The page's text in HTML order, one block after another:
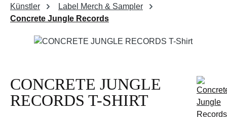
Künstler
Label Merch & Sampler
Concrete Jungle Records
Bildergalerie überspringen
CONCRETE JUNGLE
RECORDS T-SHIRT